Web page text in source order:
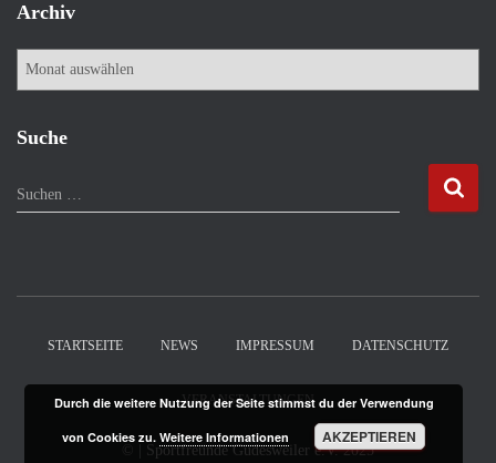
Archiv
A
h
Suche
S
u
Suchen …
STARTSEITE NEWS IMPRESSUM DATENSCHUTZ
VERANSTALTUNGEN
| Sportfreunde Güdesweiler e.V.2025
Durch die weitere Nutzung der Seite stimmst du der Verwendung
von Cookies zu. Weitere Informationen AKZEPTIEREN